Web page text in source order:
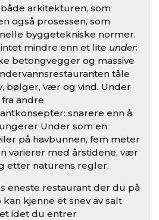
arkitekturen, som
også prosessen, som
byggetekniske normer.
mindre enn et lite under:
betongvegger og massive
tåle
bølger, vær og vind. Under
andre
snarere enn å
Under som en
på havbunnen, fem meter
varierer med årstidene, vær
etter naturens regler.
eneste restaurant der du på
kjenne et snev av salt
idet du entrer